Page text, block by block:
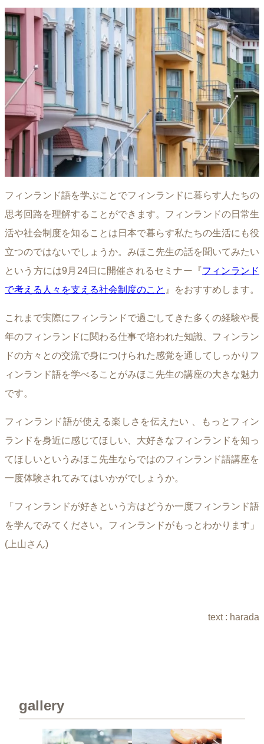
フィンランド語を学ぶことでフィンランドに暮らす人たちの
思考回路を理解することができます。フィンランドの日常生
活や社会制度を知ることは日本で暮らす私たちの生活にも役
立つのではないでしょうか。みほこ先生の話を聞いてみたい
という方には9月24日に開催されるセミナー『 フィンランド
で考える人々を支える社会制度のこと 』をおすすめします。
これまで実際にフィンランドで過ごしてきた多くの経験や長
年のフィンランドに関わる仕事で培われた知識、フィンラン
ドの方々との交流で身につけられた感覚を通してしっかりフ
ィンランド語を学べることがみほこ先生の講座の大きな魅力
です。
フィンランド語が使える楽しさを伝えたい 、もっとフィン
ランドを身近に感じてほしい、大好きなフィンランドを知っ
てほしいというみほこ先生ならではのフィンランド語講座を
一度体験されてみてはいかがでしょうか。
「フィンランドが好きという方はどうか一度フィンランド語
を学んでみてください。フィンランドがもっとわかります」
(上山さん)
text : harada
gallery